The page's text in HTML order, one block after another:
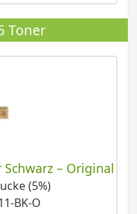
Toner
Schwarz – Original
(5%)
BK-O